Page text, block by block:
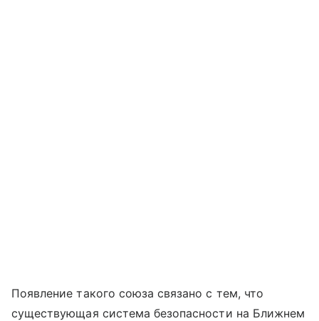
Появление такого союза связано с тем, что
существующая система безопасности на Ближнем